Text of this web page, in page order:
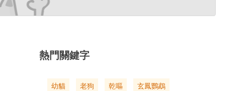
熱門關鍵字
幼貓 老狗 乾嘔 玄鳳鸚鵡